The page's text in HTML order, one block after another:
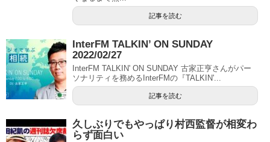
記事を読む
InterFM TALKIN’ ON SUNDAY
2022/02/27
InterFM TALKIN' ON SUNDAY 古家正亨さんがパー
ソナリティを務めるInterFMの『TALKIN'...
記事を読む
久しぶりでもやっぱり村西監督が相変わ
らず面白い